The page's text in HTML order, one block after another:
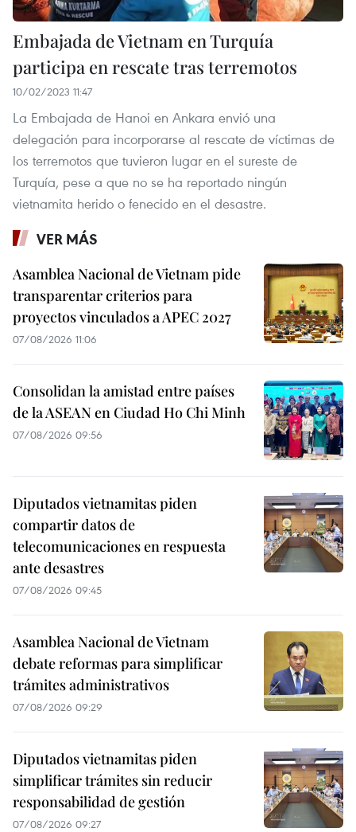
Embajada de Vietnam en Turquía
participa en rescate tras terremotos
10/02/2023 11:47
La Embajada de Hanoi en Ankara envió una
delegación para incorporarse al rescate de víctimas de
los terremotos que tuvieron lugar en el sureste de
Turquía, pese a que no se ha reportado ningún
vietnamita herido o fenecido en el desastre.
VER MÁS
Asamblea Nacional de Vietnam pide
transparentar criterios para
proyectos vinculados a APEC 2027
07/08/2026 11:06
Consolidan la amistad entre países
de la ASEAN en Ciudad Ho Chi Minh
07/08/2026 09:56
Diputados vietnamitas piden
compartir datos de
telecomunicaciones en respuesta
ante desastres
07/08/2026 09:45
Asamblea Nacional de Vietnam
debate reformas para simplificar
trámites administrativos
07/08/2026 09:29
Diputados vietnamitas piden
simplificar trámites sin reducir
responsabilidad de gestión
07/08/2026 09:27